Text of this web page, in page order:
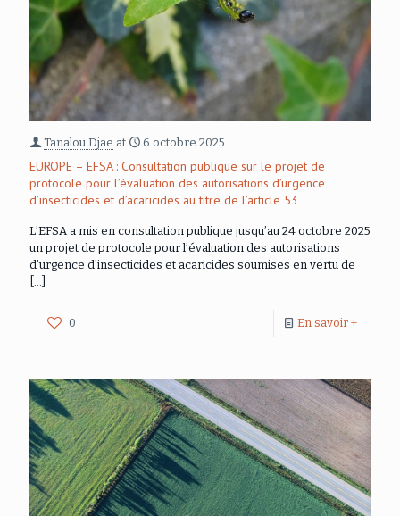
Tanalou Djae at 6 octobre 2025
EUROPE – EFSA : Consultation publique sur le projet de
protocole pour l’évaluation des autorisations d’urgence
d’insecticides et d’acaricides au titre de l’article 53
L’EFSA a mis en consultation publique jusqu’au 24 octobre 2025
un projet de protocole pour l’évaluation des autorisations
d’urgence d’insecticides et acaricides soumises en vertu de
[…]
0 En savoir +